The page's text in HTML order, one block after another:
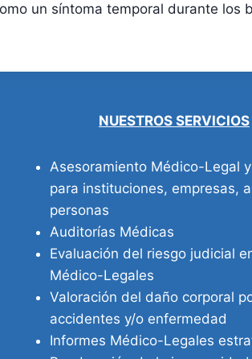
un síntoma temporal durante los
NUESTROS SERVICIOS
Asesoramiento Médico-Legal
para instituciones, empresas,
personas
Auditorías Médicas
Evaluación del riesgo judicial
Médico-Legales
Valoración del daño corporal
accidentes y/o enfermedad
Informes Médico-Legales